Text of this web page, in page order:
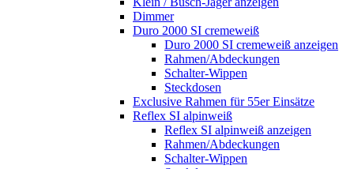
Dimmer
Duro 2000 SI cremeweiß
Duro 2000 SI cremeweiß anzeigen
Rahmen/Abdeckungen
Schalter-Wippen
Steckdosen
Exclusive Rahmen für 55er Einsätze
Reflex SI alpinweiß
Reflex SI alpinweiß anzeigen
Rahmen/Abdeckungen
Schalter-Wippen